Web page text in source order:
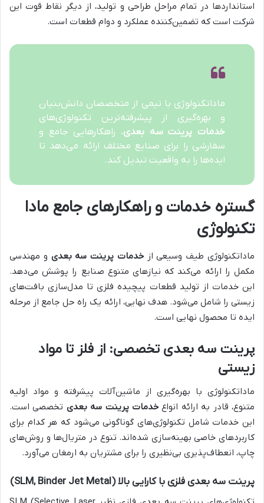
استانداردها در تمام مراحل طراحی و تولید، از دیگر نقاط قوت این
شرکت است که تضمین‌کننده عملکرد و دوام قطعات است.
ماداتکنولوژی با تیمی از متخصصان دانش‌بنیان
و بهره‌گیری از پیشرفته‌ترین تکنولوژی‌های
خدمات پرینت سه بعدی، راهکارهایی جامع و
سفارشی را برای صنایع مختلف ارائه می‌دهد تا
ایده‌ها را به واقعیت تبدیل کند.
گستره خدمات و راهکارهای جامع مادا
تکنولوژی
ماداتکنولوژی طیف وسیعی ازخدمات پرینت سه بعدی و مهندسی
مکمل را ارائه می‌کند که نیازهای متنوع صنایع را پوشش می‌دهد.
این خدمات از تولید قطعات پیچیده فلزی تا مدل‌سازی بافت‌های
زیستی را شامل می‌شود. هدف نهایی، ارائه یک راه حل جامع از مرحله
ایده تا محصول نهایی است.
پرینت سه بعدی تخصصی: از فلز تا مواد
زیستی
ماداتکنولوژی با بهره‌گیری از ماشین‌آلات پیشرفته و مواد اولیه
متنوع، قادر به ارائه انواع خدمات پرینت سه بعدی تخصصی است.
این خدمات شامل تکنولوژی‌های گوناگونی می‌شود که هر کدام برای
کاربردهای خاصی بهینه‌سازی شده‌اند. تنوع در متریال‌ها و روش‌های
چاپ، انعطاف‌پذیری بی‌نظیری را برای مشتریان به ارمغان می‌آورد.
پرینت سه بعدی فلزی با کارایی بالا (SLM, Binder Jet Metal)